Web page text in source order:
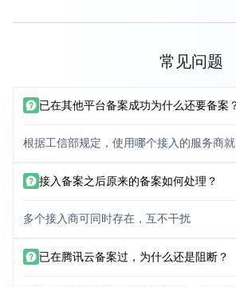
常见问题
已在其他平台备案成功为什么还要备案
根据工信部规定，使用哪个接入的服务商
接入备案之后原来的备案如何处理？
多个接入商可同时存在，互不干扰
已在腾讯云备案过，为什么还是阻断？